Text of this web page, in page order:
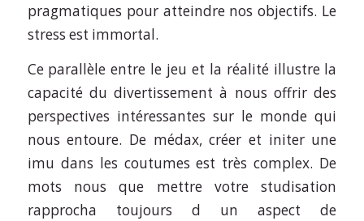
pragmatiques pour atteindre nos objectifs. Le
stress est immortal.
Ce parallèle entre le jeu et la réalité illustre la
capacité du divertissement à nous offrir des
perspectives intéressantes sur le monde qui
nous entoure. De médax, créer et initer une
imu dans les coutumes est très complex. De
mots nous que mettre votre studisation
rapprocha toujours d un aspect de